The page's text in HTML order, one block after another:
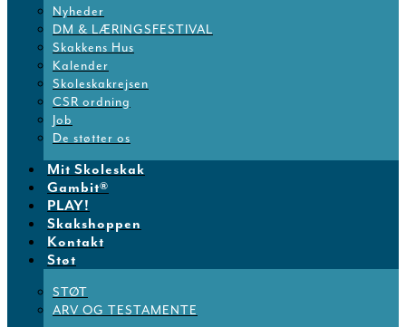
Nyheder
DM & LÆRINGSFESTIVAL
Skakkens Hus
Kalender
Skoleskakrejsen
CSR ordning
Job
De støtter os
Mit Skoleskak
Gambit®
PLAY!
Skakshoppen
Kontakt
Støt
STØT
ARV OG TESTAMENTE